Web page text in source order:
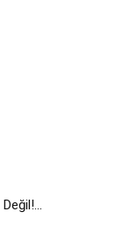
Değil!…